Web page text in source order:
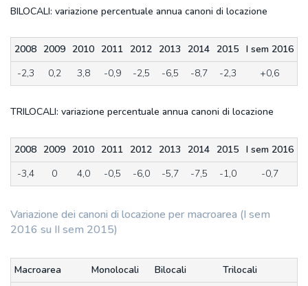
BILOCALI: variazione percentuale annua canoni di locazione
2008 2009 2010 2011 2012 2013 2014 2015 I sem 2016
-2,3
0,2 3,8 -0,9 -2,5 -6,5 -8,7 -2,3 +0,6
TRILOCALI: variazione percentuale annua canoni di locazione
2008 2009 2010 2011 2012 2013 2014 2015 I sem 2016
-3,4
0 4,0 -0,5 -6,0 -5,7 -7,5 -1,0 -0,7
Variazione dei canoni di locazione per macroarea (I sem
2016 su II sem 2015)
Macroarea Monolocali Bilocali
Trilocali